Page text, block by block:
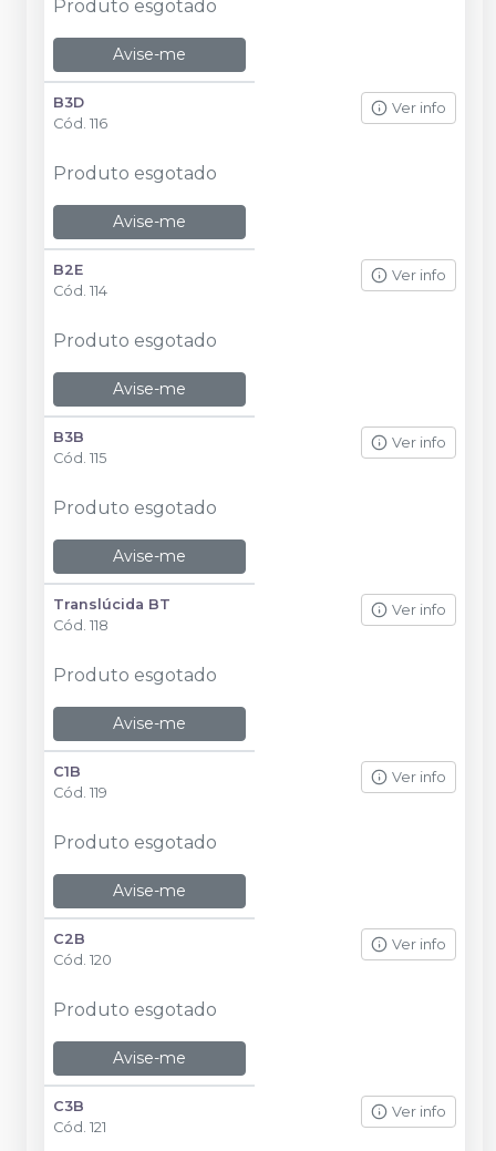
Produto esgotado
Avise-me
B3D
Cód. 116
Ver info
Produto esgotado
Avise-me
B2E
Cód. 114
Ver info
Produto esgotado
Avise-me
B3B
Cód. 115
Ver info
Produto esgotado
Avise-me
Translúcida BT
Cód. 118
Ver info
Produto esgotado
Avise-me
C1B
Cód. 119
Ver info
Produto esgotado
Avise-me
C2B
Cód. 120
Ver info
Produto esgotado
Avise-me
C3B
Cód. 121
Ver info